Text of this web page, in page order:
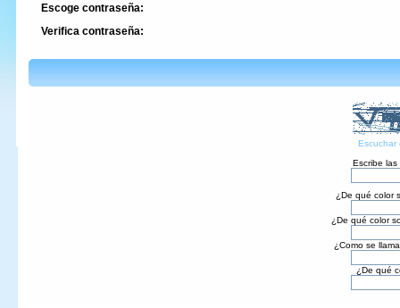
Escoge contraseña:
Verifica contraseña:
Escuchar
Escribe las
¿De qué color
¿De qué color
¿Como se
¿De qué